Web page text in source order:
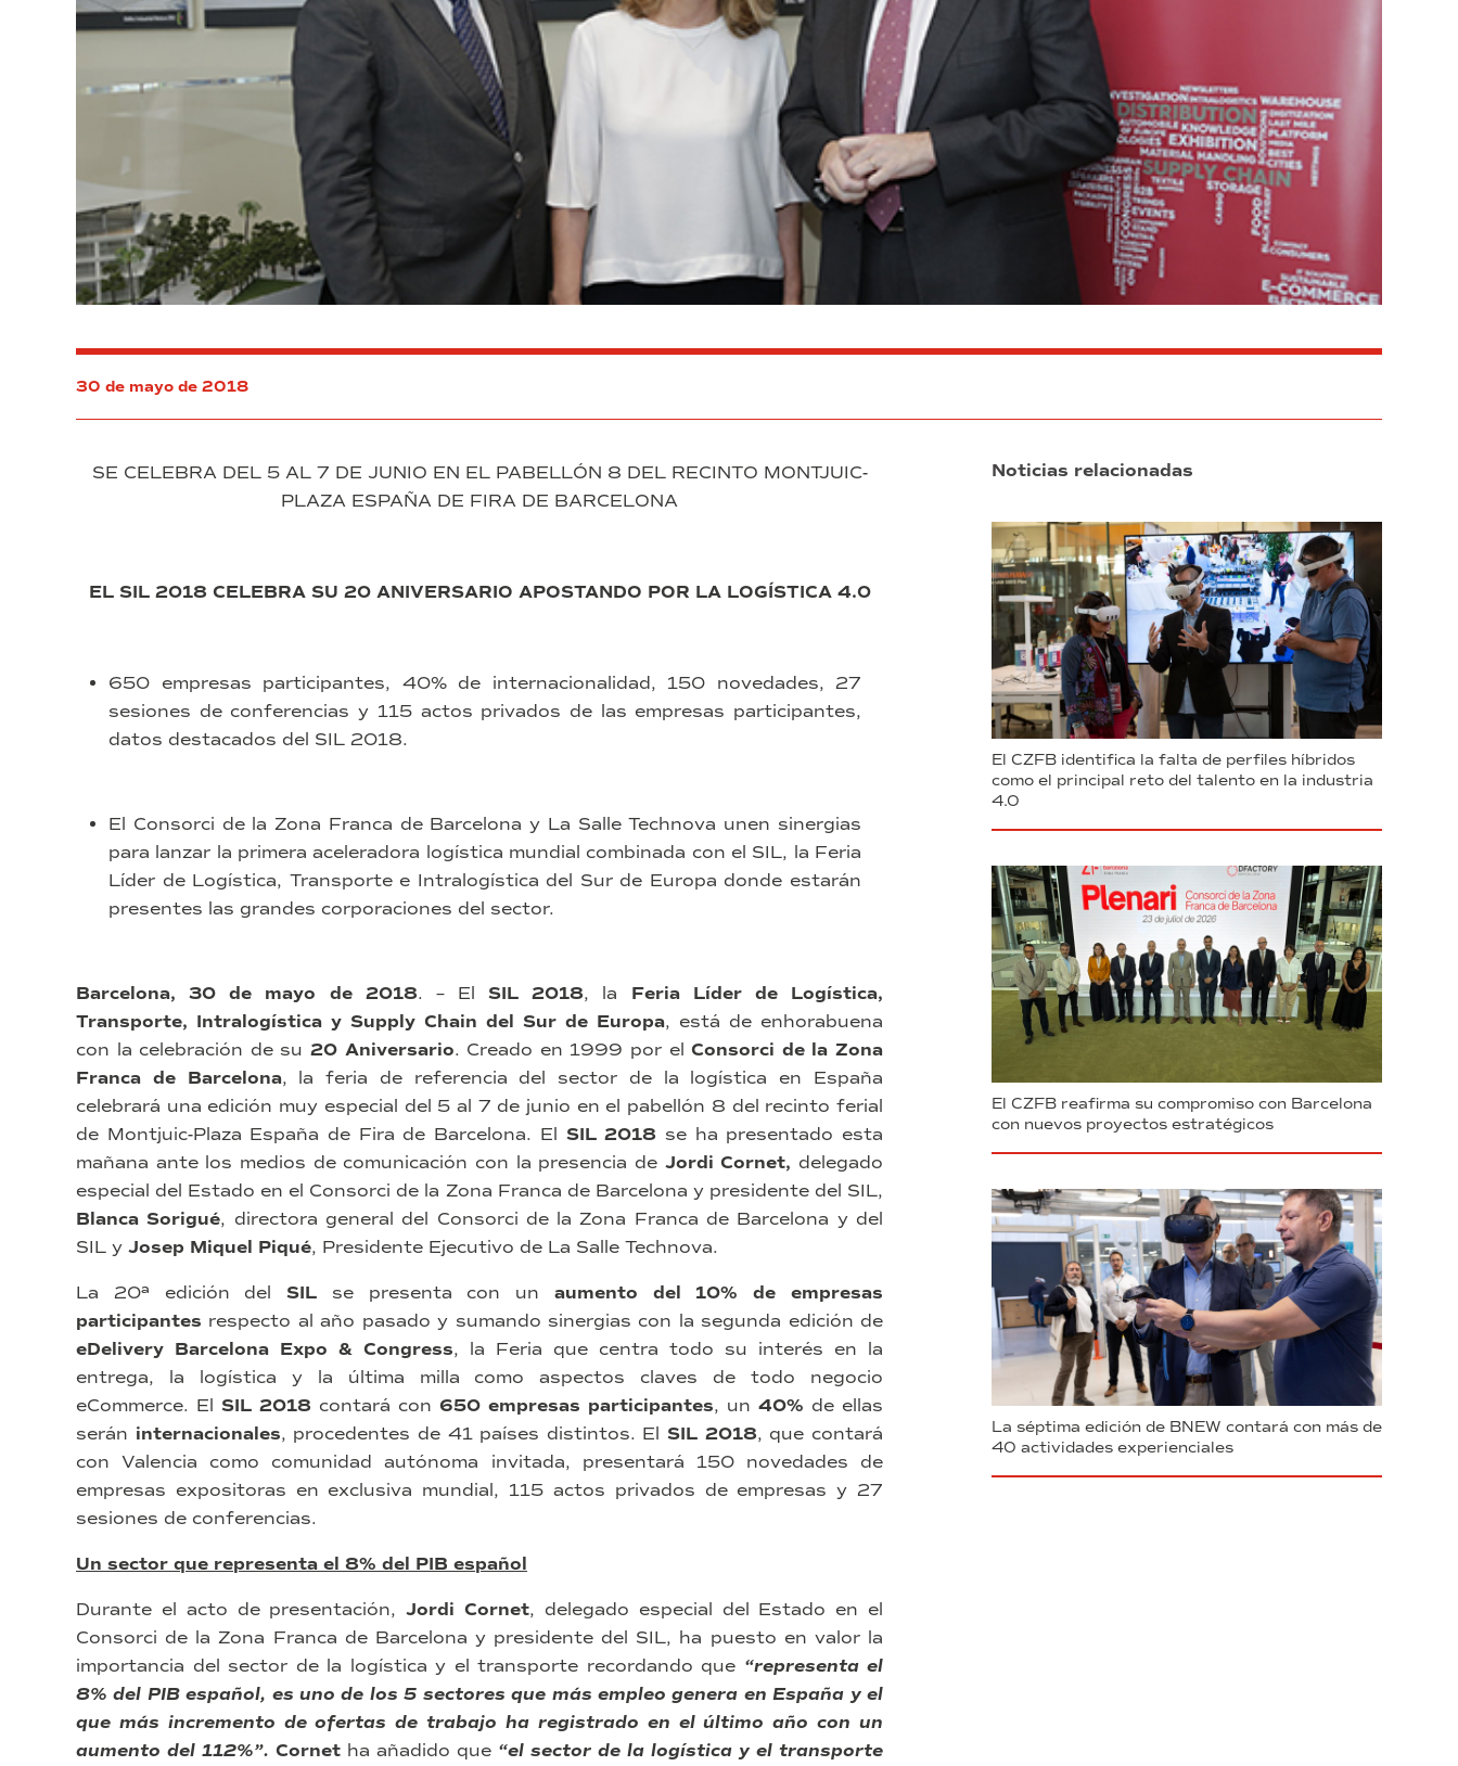
30 de mayo de 2018
SE CELEBRA DEL 5 AL 7 DE JUNIO EN EL PABELLÓN 8 DEL RECINTO MONTJUIC-
PLAZA ESPAÑA DE FIRA DE BARCELONA
EL SIL 2018 CELEBRA SU 20 ANIVERSARIO APOSTANDO POR LA LOGÍSTICA 4.0
650 empresas participantes, 40% de internacionalidad, 150 novedades, 27
sesiones de conferencias y 115 actos privados de las empresas participantes,
datos destacados del SIL 2018.
El Consorci de la Zona Franca de Barcelona y La Salle Technova unen sinergias
para lanzar la primera aceleradora logística mundial combinada con el SIL, la Feria
Líder de Logística, Transporte e Intralogística del Sur de Europa donde estarán
presentes las grandes corporaciones del sector.
Barcelona, 30 de mayo de 2018. – ElSIL 2018, la Feria Líder de Logística,
Transporte, Intralogística y Supply Chain del Sur de Europa, está de enhorabuena
con la celebración de su 20 Aniversario. Creado en 1999 por elConsorci de la Zona
Franca de Barcelona, la feria de referencia del sector de la logística en España
celebrará una edición muy especial del 5 al 7 de junio en el pabellón 8 del recinto ferial
de Montjuic-Plaza España de Fira de Barcelona. El SIL 2018 se ha presentado esta
mañana ante los medios de comunicación con la presencia de Jordi Cornet, delegado
especial del Estado en el Consorci de la Zona Franca de Barcelona y presidente del SIL,
Blanca Sorigué, directora general del Consorci de la Zona Franca de Barcelona y del
SIL y Josep Miquel Piqué, Presidente Ejecutivo de La Salle Technova.
La 20ª edición delSIL se presenta con un aumento del 10% de empresas
participantes respecto al año pasado y sumando sinergias con la segunda edición de
eDelivery Barcelona Expo & Congress, la Feria que centra todo su interés en la
entrega, la logística y la última milla como aspectos claves de todo negocio
eCommerce. El SIL 2018 contará con 650 empresas participantes, un 40% de ellas
serán internacionales, procedentes de 41 países distintos. ElSIL 2018, que contará
con Valencia como comunidad autónoma invitada, presentará 150 novedades de
empresas expositoras en exclusiva mundial, 115 actos privados de empresas y 27
sesiones de conferencias.
Un sector que representa el 8% del PIB español
Durante el acto de presentación,Jordi Cornet, delegado especial del Estado en el
Consorci de la Zona Franca de Barcelona y presidente del SIL, ha puesto en valor la
importancia del sector de la logística y el transporte recordando que “representa el
8% del PIB español, es uno de los 5 sectores que más empleo genera en España y el
que más incremento de ofertas de trabajo ha registrado en el último año con un
aumento del 112%”. Cornet ha añadido que “el sector de la logística y el transporte
Noticias relacionadas
El CZFB identifica la falta de perfiles híbridos
como el principal reto del talento en la industria
4.0
El CZFB reafirma su compromiso con Barcelona
con nuevos proyectos estratégicos
La séptima edición de BNEW contará con más de
40 actividades experienciales